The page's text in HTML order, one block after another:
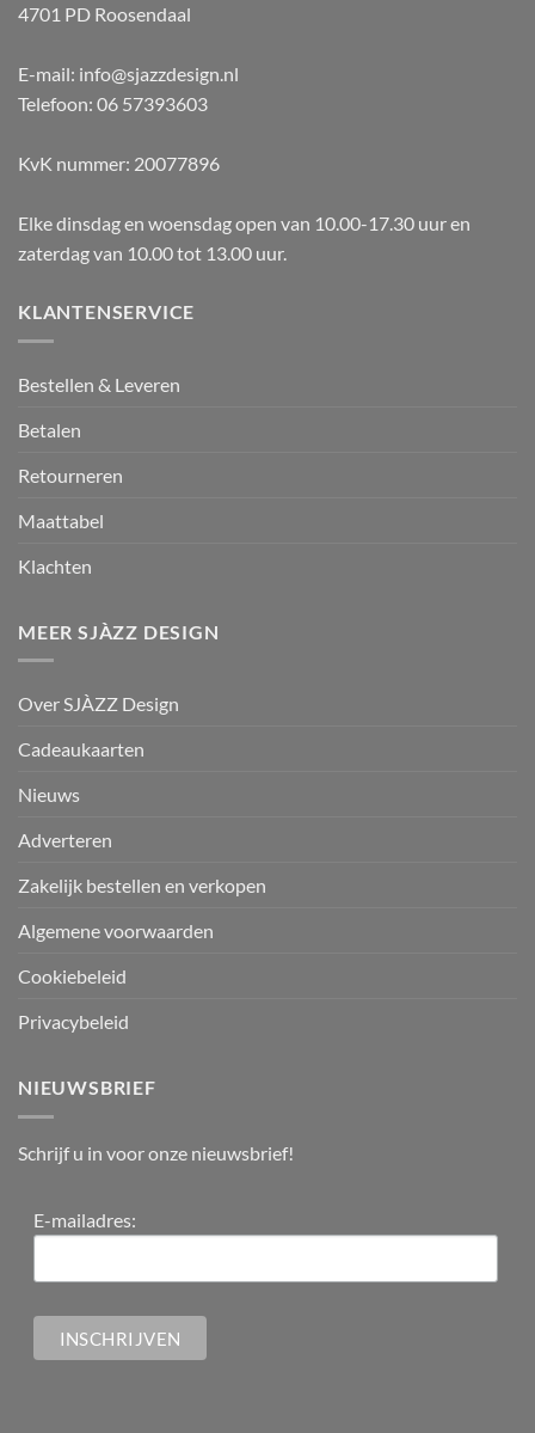
4701 PD Roosendaal
E-mail: info@sjazzdesign.nl
Telefoon: 06 57393603
KvK nummer: 20077896
Elke dinsdag en woensdag open van 10.00-17.30 uur en
zaterdag van 10.00 tot 13.00 uur.
KLANTENSERVICE
Bestellen & Leveren
Betalen
Retourneren
Maattabel
Klachten
MEER SJÀZZ DESIGN
Over SJÀZZ Design
Cadeaukaarten
Nieuws
Adverteren
Zakelijk bestellen en verkopen
Algemene voorwaarden
Cookiebeleid
Privacybeleid
NIEUWSBRIEF
Schrijf u in voor onze nieuwsbrief!
E-mailadres: